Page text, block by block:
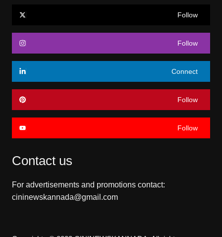
Follow
Follow
Connect
Follow
Follow
Contact us
For advertisements and promotions contact:
cininewskannada@gmail.com